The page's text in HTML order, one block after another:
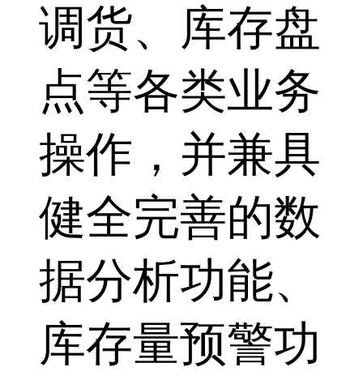
调货、库存盘
点等各类业务
操作，并兼具
健全完善的数
据分析功能、
库存量预警功